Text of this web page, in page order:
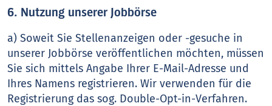
6. Nutzung unserer Jobbörse
a) Soweit Sie Stellenanzeigen oder -gesuche in
unserer Jobbörse veröffentlichen möchten, müssen
Sie sich mittels Angabe Ihrer E-Mail-Adresse und
Ihres Namens registrieren. Wir verwenden für die
Registrierung das sog. Double-Opt-in-Verfahren.